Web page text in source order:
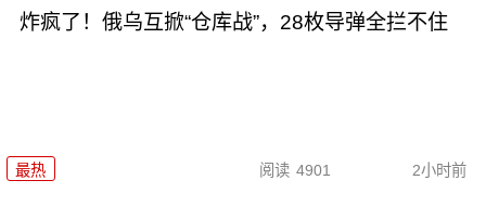
炸疯了！俄乌互掀“仓库战”，28枚导弹全拦不住
最热 阅读 4901 2小时前